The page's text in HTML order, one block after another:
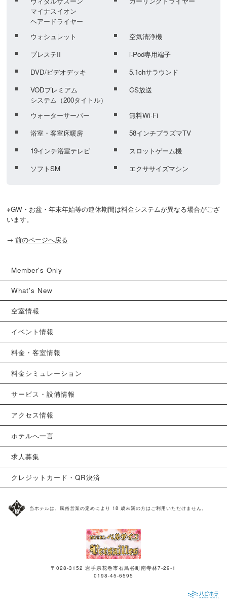
マイナスイオン
ヘアードライヤー
ウォシュレット
空気清浄機
プレステII
i-Pod専用端子
DVD/ビデオデッキ
5.1chサラウンド
VODプレミアム
システム（200タイトル）
CS放送
ウォーターサーバー
無料Wi-Fi
浴室・客室床暖房
58インチプラズマTV
19インチ浴室テレビ
スロットゲーム機
ソフトSM
エクササイズマシン
※GW・お盆・年末年始等の連休期間は料金システムが異なる場合がござ
います。
→ 前のページへ戻る
Member's Only
What's New
空室情報
イベント情報
料金・客室情報
料金シミュレーション
サービス・設備情報
アクセス情報
ホテルへ一言
求人募集
クレジットカード・QR決済
当ホテルは、風俗営業の定めにより 18 歳未満の方はご利用いただけません。
〒028-3152 岩手県花巻市石鳥谷町南寺林7-29-1
0198-45-6595